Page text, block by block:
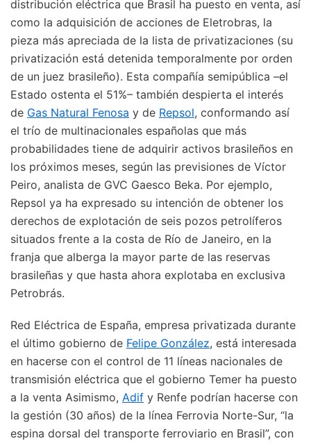
distribución eléctrica que Brasil ha puesto en venta, así
como la adquisición de acciones de Eletrobras, la
pieza más apreciada de la lista de privatizaciones (su
privatización está detenida temporalmente por orden
de un juez brasileño). Esta compañía semipública –el
Estado ostenta el 51%– también despierta el interés
de Gas Natural Fenosa y de Repsol, conformando así
el trío de multinacionales españolas que más
probabilidades tiene de adquirir activos brasileños en
los próximos meses, según las previsiones de Víctor
Peiro, analista de GVC Gaesco Beka. Por ejemplo,
Repsol ya ha expresado su intención de obtener los
derechos de explotación de seis pozos petrolíferos
situados frente a la costa de Río de Janeiro, en la
franja que alberga la mayor parte de las reservas
brasileñas y que hasta ahora explotaba en exclusiva
Petrobrás.
Red Eléctrica de España, empresa privatizada durante
el último gobierno de Felipe González, está interesada
en hacerse con el control de 11 líneas nacionales de
transmisión eléctrica que el gobierno Temer ha puesto
a la venta Asimismo, Adif y Renfe podrían hacerse con
la gestión (30 años) de la línea Ferrovia Norte-Sur, “la
espina dorsal del transporte ferroviario en Brasil”, con